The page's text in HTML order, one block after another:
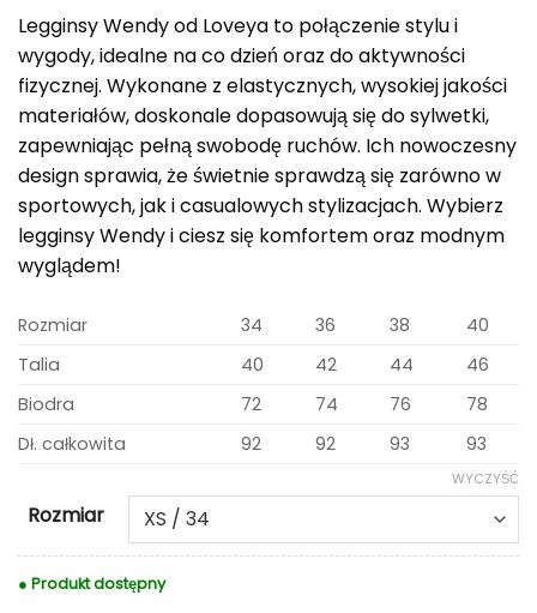
Legginsy Wendy od Loveya to połączenie stylu i
wygody, idealne na co dzień oraz do aktywności
fizycznej. Wykonane z elastycznych, wysokiej jakości
materiałów, doskonale dopasowują się do sylwetki,
zapewniając pełną swobodę ruchów. Ich nowoczesny
design sprawia, że świetnie sprawdzą się zarówno w
sportowych, jak i casualowych stylizacjach. Wybierz
legginsy Wendy i ciesz się komfortem oraz modnym
wyglądem!
Rozmiar 34 36 38
40
Talia
40 42 44
46
Biodra
72 74 76
78
Dł. całkowita
92 92 93 93
Rozmiar
WYCZYŚĆ
● Produkt dostępny